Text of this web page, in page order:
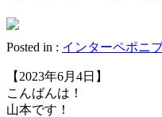
Posted in : インターペポニ
【2023年6月4日】
こんばんは！
山本です！